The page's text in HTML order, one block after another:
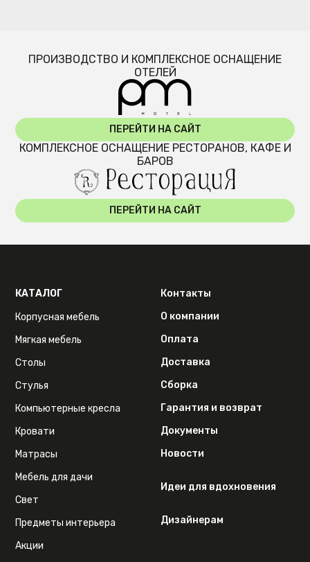
ПРОИЗВОДСТВО И КОМПЛЕКСНОЕ ОСНАЩЕНИЕ
ОТЕЛЕЙ
ПЕРЕЙТИ НА САЙТ
КОМПЛЕКСНОЕ ОСНАЩЕНИЕ РЕСТОРАНОВ, КАФЕ И
БАРОВ
ПЕРЕЙТИ НА САЙТ
КАТАЛОГ
Корпусная мебель
Мягкая мебель
Столы
Стулья
Компьютерные кресла
Кровати
Матрасы
Мебель для дачи
Свет
Предметы интерьера
Акции
Контакты
О компании
Оплата
Доставка
Сборка
Гарантия и возврат
Документы
Новости
Идеи для вдохновения
Дизайнерам